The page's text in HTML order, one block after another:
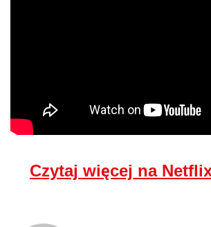
Czytaj więcej na